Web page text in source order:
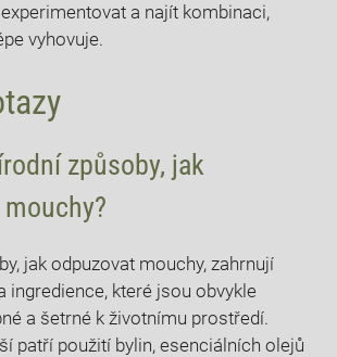
a najít kombinaci,
vyhovuje.
způsoby, jak
jak odpuzovat mouchy, zahrnují
ingredience, které jsou obvykle
a šetrné k životnímu prostředí.
patří použití bylin, esenciálních olejů